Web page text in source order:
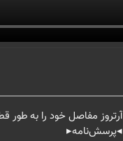
آرتروز مفاصل خود را به طور
◂پرسش‌نامه▸